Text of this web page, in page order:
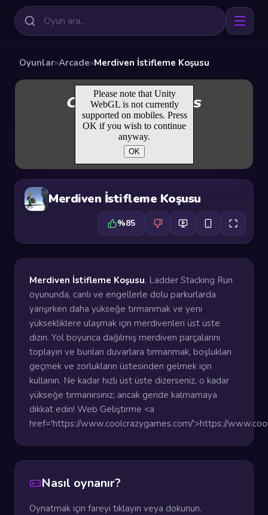
Oyunlar»Arcade»Merdiven İstifleme Koşusu
Merdiven İstifleme Koşusu
%85
Merdiven İstifleme Koşusu, Ladder Stacking Run
oyununda, canlı ve engellerle dolu parkurlarda
yarışırken daha yükseğe tırmanmak ve yeni
yüksekliklere ulaşmak için merdivenleri üst üste
dizin. Yol boyunca dağılmış merdiven parçalarını
toplayın ve bunları duvarlara tırmanmak, boşlukları
geçmek ve zorlukların üstesinden gelmek için
kullanın. Ne kadar hızlı üst üste dizerseniz, o kadar
yükseğe tırmanırsınız; ancak geride kalmamaya
dikkat edin! Web Geliştirme <a
href='https://www.coolcrazygames.com/'>https://
Nasıl oynanır?
Oynatmak için fareyi tıklayın veya dokunun.